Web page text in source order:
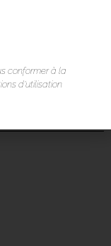
conformer à la
d’utilisation